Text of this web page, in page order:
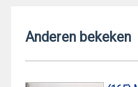
Anderen bekeken